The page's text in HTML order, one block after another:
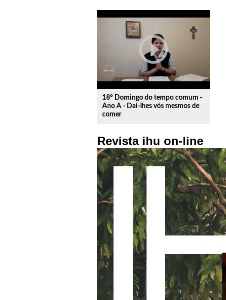
play_circle_outline
18º Domingo do tempo comum -
Ano A - Dai-lhes vós mesmos de
comer
Revista ihu on-line